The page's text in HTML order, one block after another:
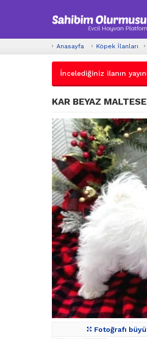
Anasayfa Köpek İlanları
İncelediğiniz ilanın
KAR BEYAZ
Fotoğrafı